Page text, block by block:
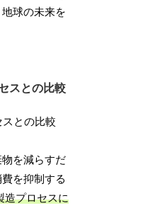
球の未来を
スとの比較
を減らすだ
を抑制する
造プロセスに